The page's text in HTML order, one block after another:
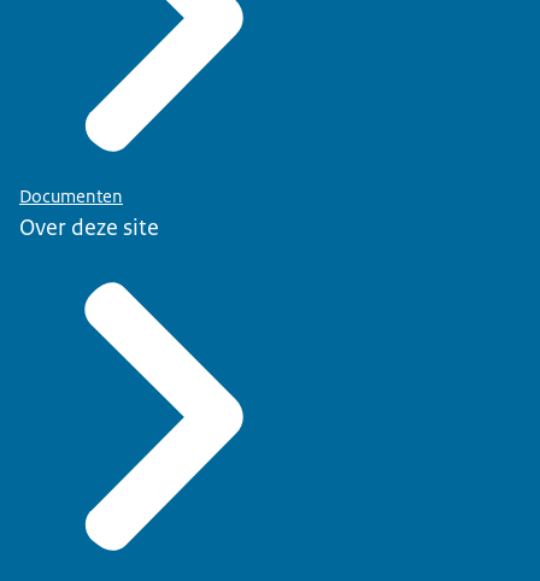
Documenten
Over deze site